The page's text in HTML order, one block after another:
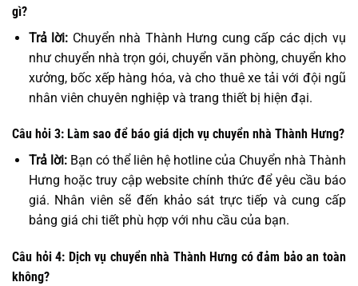
gì?
Trả lời: Chuyển nhà Thành Hưng cung cấp các dịch vụ
như chuyển nhà trọn gói, chuyển văn phòng, chuyển kho
xưởng, bốc xếp hàng hóa, và cho thuê xe tải với đội ngũ
nhân viên chuyên nghiệp và trang thiết bị hiện đại.
Câu hỏi 3: Làm sao để báo giá dịch vụ chuyển nhà Thành Hưng?
Trả lời: Bạn có thể liên hệ hotline của Chuyển nhà Thành
Hưng hoặc truy cập website chính thức để yêu cầu báo
giá. Nhân viên sẽ đến khảo sát trực tiếp và cung cấp
bảng giá chi tiết phù hợp với nhu cầu của bạn.
Câu hỏi 4: Dịch vụ chuyển nhà Thành Hưng có đảm bảo an toàn
không?